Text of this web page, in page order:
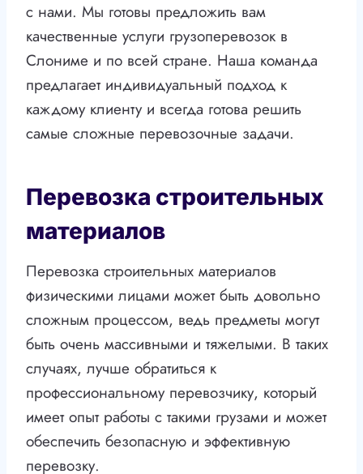
с нами. Мы готовы предложить вам
качественные услуги грузоперевозок в
Слониме и по всей стране. Наша команда
предлагает индивидуальный подход к
каждому клиенту и всегда готова решить
самые сложные перевозочные задачи.
Перевозка строительных
материалов
Перевозка строительных материалов
физическими лицами может быть довольно
сложным процессом, ведь предметы могут
быть очень массивными и тяжелыми. В таких
случаях, лучше обратиться к
профессиональному перевозчику, который
имеет опыт работы с такими грузами и может
обеспечить безопасную и эффективную
перевозку.